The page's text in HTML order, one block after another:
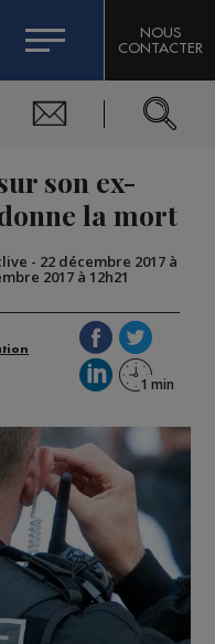
L'EXPERT
SKIABLES
BLANC
NOUS
CONTACTER
son ex-
la mort
- 22 décembre 2017 à
2017 à 12h21